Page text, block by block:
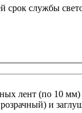
срок службы
лент (по 10
и